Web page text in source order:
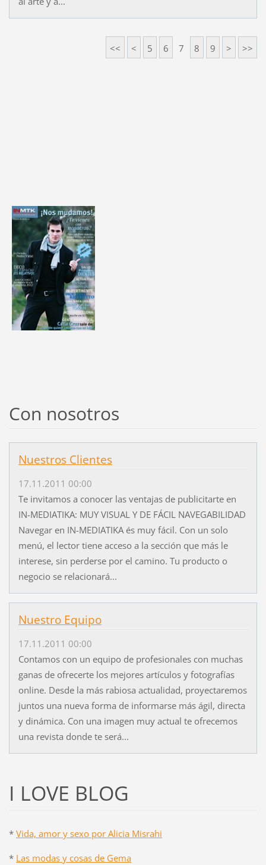
<< < 5 6 7 8 9 > >>
Con nosotros
Nuestros Clientes
17.11.2011 00:00
Te invitamos a conocer las ventajas de publicitarte en
IN-MEDIATIKA: MUY VISUAL Y DE FÁCIL NAVEGABILIDAD
Navegar en IN-MEDIATIKA és muy fácil. Con un solo
menú, el lector tiene acceso a la sección que más le
interese, sin perderse por el camino. Tu producto o
negocio se relacionará...
Nuestro Equipo
17.11.2011 00:00
Contamos con un equipo de profesionales con muchas
ganas de ofrecerte los mejores artículos y fotografías
online. Desde la más rabiosa actualidad, proyectaremos
juntos una nueva forma de informarse más ágil, directa
y dinámica. Con una imagen muy actual te ofrecemos
una revista donde te será...
I LOVE BLOG
* Vida, amor y sexo por Alicia Misrahi
* Las modas y cosas de Gema